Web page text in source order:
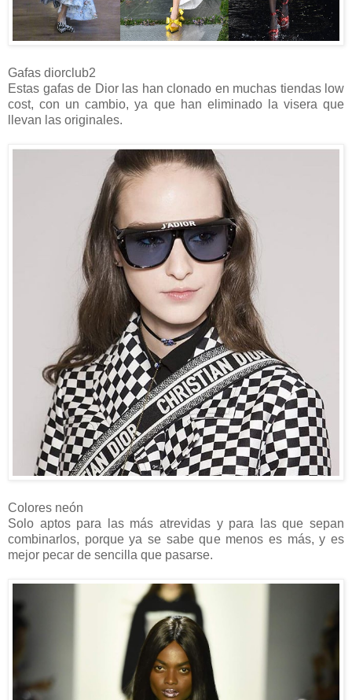
Gafas diorclub2
Estas gafas de Dior las han clonado en muchas tiendas low
cost, con un cambio, ya que han eliminado la visera que
llevan las originales.
Colores neón
Solo aptos para las más atrevidas y para las que sepan
combinarlos, porque ya se sabe que menos es más, y es
mejor pecar de sencilla que pasarse.